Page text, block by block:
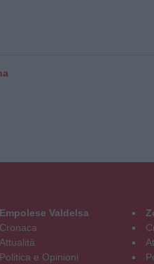
Empolese Valdelsa
Cronaca
Attualità
Politica e Opinioni